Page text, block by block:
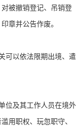
被撤销登记、吊销登
章并公告作废。
可以依法限期出境、遣
位及其工作人员在境外
用职权、玩忽职守、